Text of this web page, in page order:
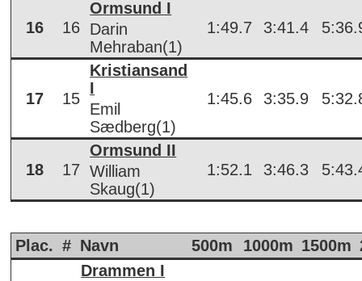
16 16
Ormsund I
Darin
Mehraban(1)
1:49.7 3:41.4
17 15
Kristiansand
I
Emil
Sædberg(1)
1:45.6 3:35.9
18 17
Ormsund II
William
Skaug(1)
1:52.1 3:46.3
Plac. # Navn 500m 1000m 1500m
Drammen I